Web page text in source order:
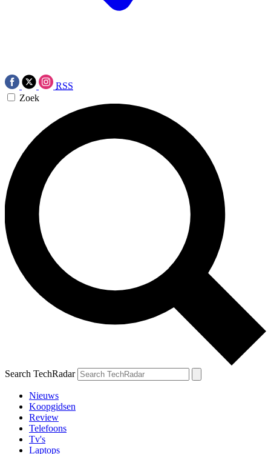
RSS
Zoek
Search TechRadar
Nieuws
Koopgidsen
Review
Telefoons
Tv's
Laptops